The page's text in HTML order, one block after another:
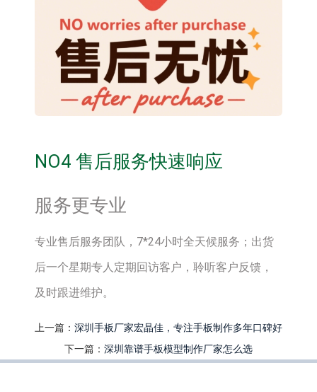
NO4 售后服务快速响应
服务更专业
专业售后服务团队，7*24小时全天候服务；出货
后一个星期专人定期回访客户，聆听客户反馈，
及时跟进维护。
上一篇： 深圳手板厂家宏晶佳，专注手板制作多年口碑好
下一篇： 深圳靠谱手板模型制作厂家怎么选